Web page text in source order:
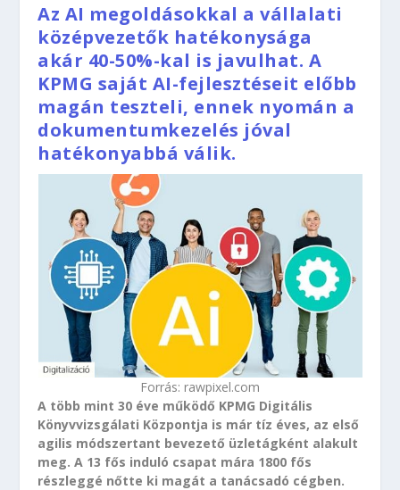
Az AI megoldásokkal a vállalati
középvezetők hatékonysága
akár 40-50%-kal is javulhat. A
KPMG saját AI-fejlesztéseit előbb
magán teszteli, ennek nyomán a
dokumentumkezelés jóval
hatékonyabbá válik.
Forrás: rawpixel.com
A több mint 30 éve működő KPMG Digitális
Könyvvizsgálati Központja is már tíz éves, az első
agilis módszertant bevezető üzletágként alakult
meg. A 13 fős induló csapat mára 1800 fős
részleggé nőtte ki magát a tanácsadó cégben.